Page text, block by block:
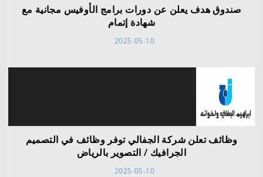
صندوق هدف يعلن عن دورات برامج الأوفيس مجانية مع
شهادة إتمام
2025-05-10
وظائف تعلن شركة الجفالي توفر وظائف في التصميم
الجرافيك / التصوير بالرياض
2025-05-10